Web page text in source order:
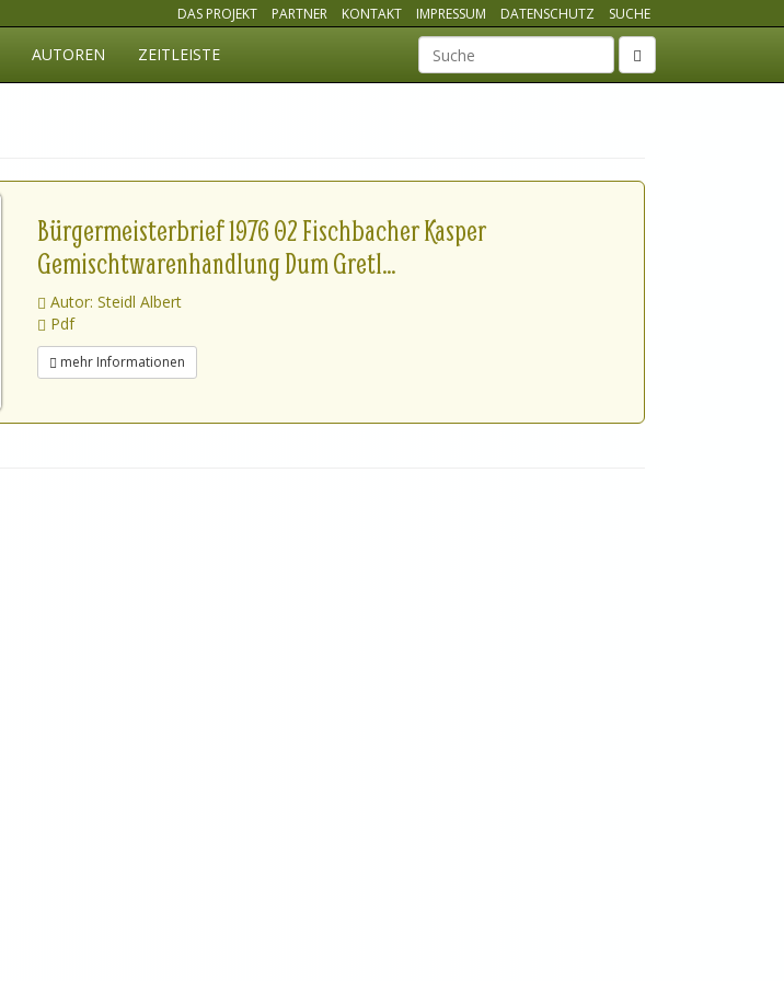
DAS PROJEKT PARTNER KONTAKT IMPRESSUM DATENSCHUTZ SUCHE
AUTOREN ZEITLEISTE Suchbegriff
Bürgermeisterbrief 1976 02 Fischbacher Kasper
Gemischtwarenhandlung Dum Gretl...
Autor: Steidl Albert
Pdf
mehr Informationen